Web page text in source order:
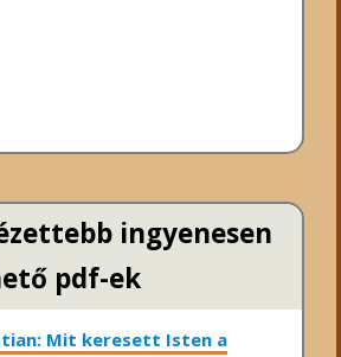
ingyenesen
pdf-ek
Mit keresett Isten a